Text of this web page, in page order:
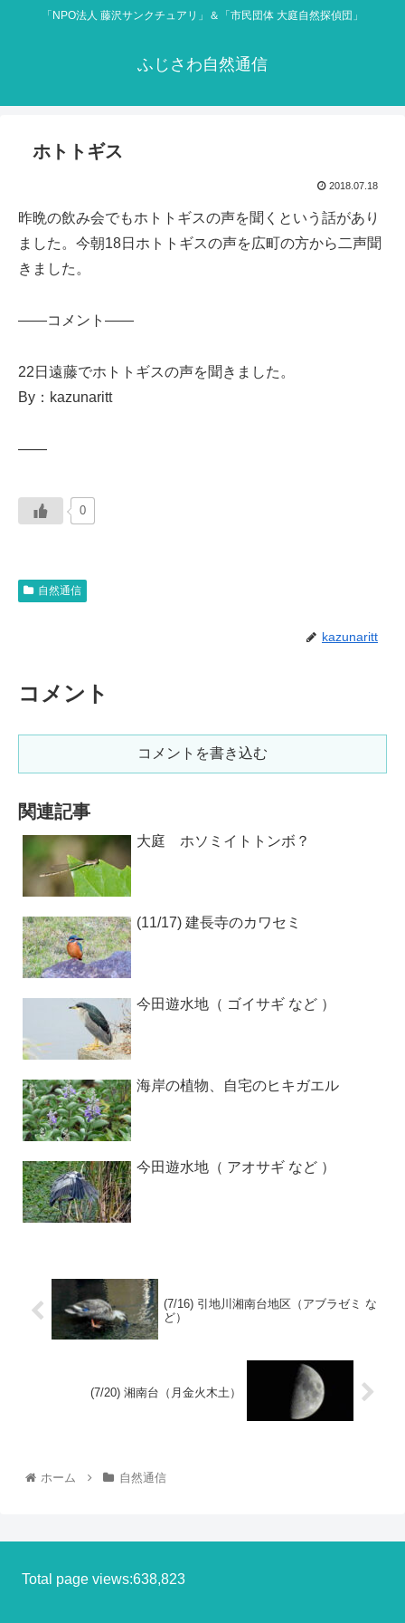
「NPO法人 藤沢サンクチュアリ」＆「市民団体 大庭自然探偵団」
ふじさわ自然通信
ホトトギス
2018.07.18
昨晩の飲み会でもホトトギスの声を聞くという話があり
ました。今朝18日ホトトギスの声を広町の方から二声聞
きました。
——コメント——
22日遠藤でホトトギスの声を聞きました。
By：kazunaritt
——
0
自然通信
kazunaritt
コメント
コメントを書き込む
関連記事
大庭 ホソミイトトンボ？
(11/17) 建長寺のカワセミ
今田遊水地（ ゴイサギ など ）
海岸の植物、自宅のヒキガエル
今田遊水地（ アオサギ など ）
(7/16) 引地川湘南台地区（アブラゼミ な
ど）
(7/20) 湘南台（月金火木土）
ホーム 自然通信
Total page views:638,823